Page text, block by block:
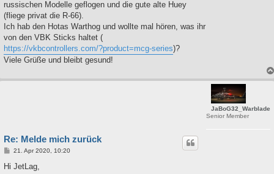
russischen Modelle geflogen und die gute alte Huey
(fliege privat die R-66).
Ich hab den Hotas Warthog und wollte mal hören, was ihr
von den VBK Sticks haltet (
https://vkbcontrollers.com/?product=mcg-series)?
Viele Grüße und bleibt gesund!
JaBoG32_Warblade
Senior Member
Re: Melde mich zurück
B21. Apr 2020, 10:20
Hi JetLag,